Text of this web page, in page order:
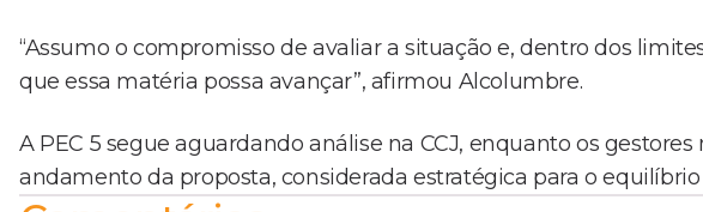
“Assumo o compromisso de avaliar a situação e, dentro dos
que essa matéria possa avançar”, afirmou Alcolumbre.
A PEC 5 segue aguardando análise na CCJ, enquanto os
andamento da proposta, considerada estratégica para o